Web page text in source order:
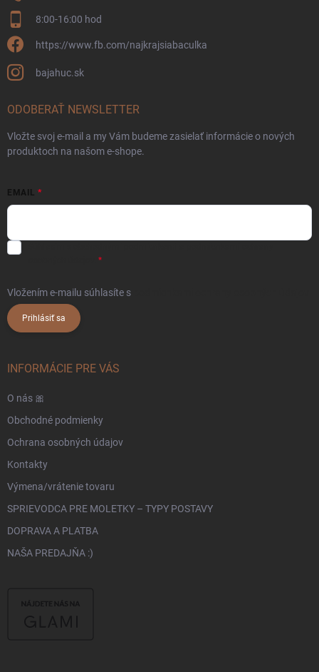
8:00-16:00 hod
https://www.fb.com/najkrajsiabaculka
bajahuc.sk
ODOBERAŤ NEWSLETTER
Vložte svoj e-mail a my Vám budeme zasielať informácie o nových
produktoch na našom e-shope.
EMAIL
Vložením e-mailu súhlasíte s
Prihlásiť sa
INFORMÁCIE PRE VÁS
O nás 🎀
Obchodné podmienky
Ochrana osobných údajov
Kontakty
Výmena/vrátenie tovaru
SPRIEVODCA PRE MOLETKY – TYPY POSTAVY
DOPRAVA A PLATBA
NAŠA PREDAJŇA :)